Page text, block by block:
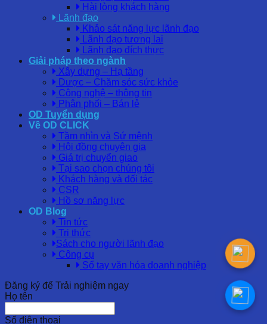
Hài lòng khách hàng
Lãnh đạo
Khảo sát năng lực lãnh đạo
Lãnh đạo tương lai
Lãnh đạo đích thực
Giải pháp theo ngành
Xây dựng – Hạ tầng
Dược – Chăm sóc sức khỏe
Công nghệ – thông tin
Phân phối – Bán lẻ
OD Tuyển dụng
Về OD CLICK
Tầm nhìn và Sứ mệnh
Hội đồng chuyên gia
Giá trị chuyển giao
Tại sao chọn chúng tôi
Khách hàng và đối tác
CSR
Hồ sơ năng lực
OD Blog
Tin tức
Tri thức
Sách cho người lãnh đạo
Công cụ
Sổ tay văn hóa doanh nghiệp
Đăng ký để Trải nghiệm ngay
Họ tên
Số điện thoại